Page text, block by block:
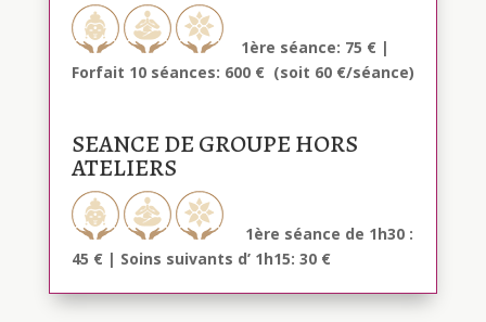
1ère séance: 75 € |
Forfait 10 séances: 600 € (soit 60 €/séance)
SEANCE DE GROUPE HORS
ATELIERS
1ère séance de 1h30 :
45 € | Soins suivants d’ 1h15: 30 €